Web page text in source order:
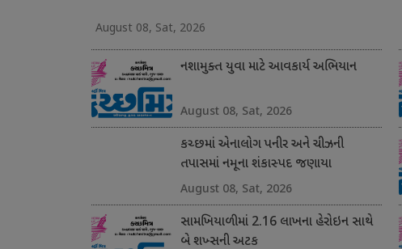
August 08, Sat, 2026
નશામુક્ત યુવા માટે આવકાર્ય અભિયાન
August 08, Sat, 2026
કચ્છમાં એનાલોગ પનીર અને ચીઝની
તપાસમાં નમૂના શંકાસ્પદ જણાયા
August 08, Sat, 2026
સામખિયાળીમાં 2.16 લાખના હેરોઇન સાથે
બે શખ્સની અટક